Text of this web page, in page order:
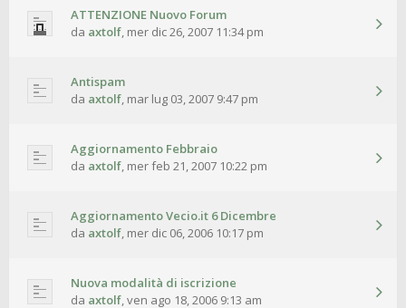
ATTENZIONE Nuovo Forum
da axtolf, mer dic 26, 2007 11:34 pm
Antispam
da axtolf, mar lug 03, 2007 9:47 pm
Aggiornamento Febbraio
da axtolf, mer feb 21, 2007 10:22 pm
Aggiornamento Vecio.it 6 Dicembre
da axtolf, mer dic 06, 2006 10:17 pm
Nuova modalità di iscrizione
da axtolf,ven ago 18, 2006 9:13 am